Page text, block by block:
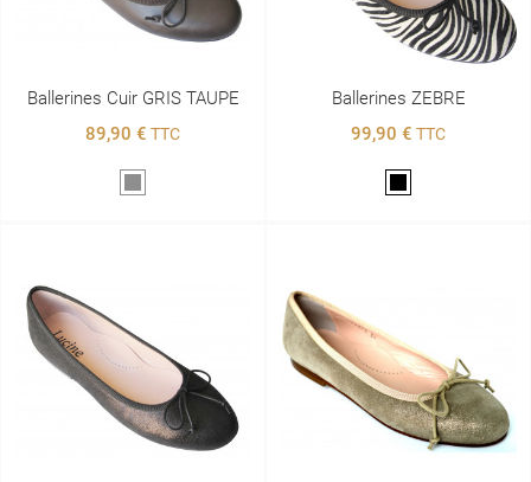
Ballerines Cuir GRIS TAUPE
89,90 € TTC
Ballerines ZEBRE
99,90 € TTC